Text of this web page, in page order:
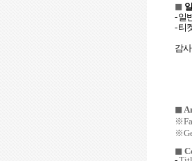
◼
-일
-티
감
◼
※
※
◼